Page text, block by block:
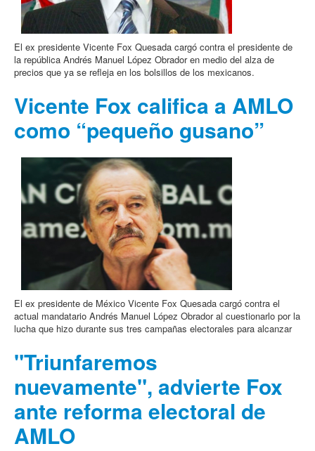
El ex presidente Vicente Fox Quesada cargó contra el presidente de
la república Andrés Manuel López Obrador en medio del alza de
precios que ya se refleja en los bolsillos de los mexicanos.
Vicente Fox califica a AMLO
como “pequeño gusano”
El ex presidente de México Vicente Fox Quesada cargó contra el
actual mandatario Andrés Manuel López Obrador al cuestionarlo por la
lucha que hizo durante sus tres campañas electorales para alcanzar
"Triunfaremos
nuevamente", advierte Fox
ante reforma electoral de
AMLO